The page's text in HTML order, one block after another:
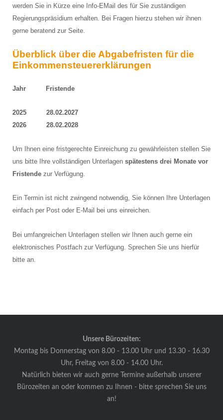
werden Sie in Kürze eine Info-EMail des für Sie zuständigen
Regierungspräsidium erhalten. Bei Fragen hierzu stehen wir ihnen
gerne beratend zur Seite.
Überblick über die Abgabefristen für die
Einkommensteuererklärungen
Jahr Fristende
2025 28.02.2027
2026 28.02.2028
Um Ihnen eine fristgerechte Einreichung zu gewährleisten stellen Sie
uns bitte Ihre vollständigen Unterlagen spätestens drei Monate vor
Fristendezur Verfügung.
Ein Termin ist nicht zwingend notwendig, Sie können Ihre Unterlagen
einfach per Post oder E-Mail bei uns einreichen.
Bei umfangreichen Unterlagen stellen wir Ihnen auch gerne ein
elektronisches Postfach zur Verfügung. Sprechen Sie uns hierfür
bitte an.
Unsere Bürozeiten:
Montag bis Donnerstag von 8.00 - 13.00 Uhr und 13.30 - 16.30
Uhr, Freitag von 8.00 - 14.00 Uhr.
Natürlich bieten wir auch gerne Termine außerhalb unserer
Bürozeiten an oder kommen zu Ihnen - bitte sprechen Sie uns
an!